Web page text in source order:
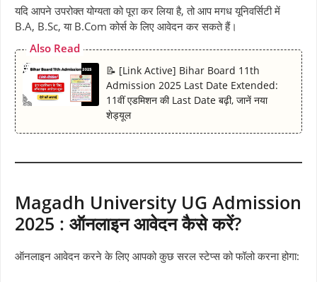
यदि आपने उपरोक्त योग्यता को पूरा कर लिया है, तो आप मगध यूनिवर्सिटी में
B.A, B.Sc, या B.Com कोर्स के लिए आवेदन कर सकते हैं।
Also Read
📝 [Link Active] Bihar Board 11th
Admission 2025 Last Date Extended:
11वीं एडमिशन की Last Date बढ़ी, जानें नया
शेड्यूल
Magadh University UG Admission
2025 : ऑनलाइन आवेदन कैसे करें?
ऑनलाइन आवेदन करने के लिए आपको कुछ सरल स्टेप्स को फॉलो करना होगा: